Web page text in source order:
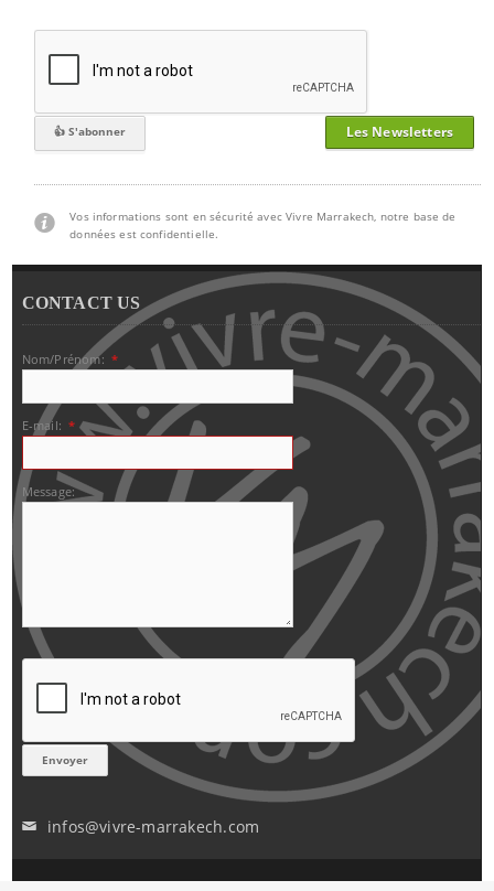
Les Newsletters
Vos informations sont en sécurité avec Vivre Marrakech, notre base de
données est confidentielle.
CONTACT US
Nom/Prénom: *
E-mail: *
Message:
✉ infos@vivre-marrakech.com